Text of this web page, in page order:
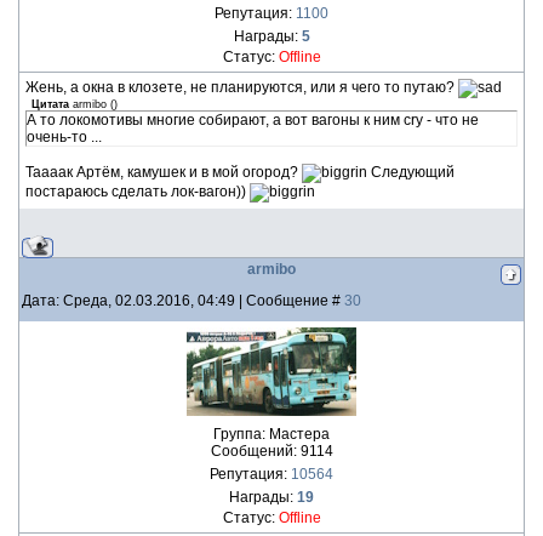
Репутация: 1100
Награды: 5
Статус: Offline
Жень, а окна в клозете, не планируются, или я чего то путаю?
Цитата armibo ()
А то локомотивы многие собирают, а вот вагоны к ним cry - что не
очень-то ...
Таааак Артём, камушек и в мой огород?
Следующий
постараюсь сделать лок-вагон))
armibo
Дата: Среда, 02.03.2016, 04:49 | Сообщение # 30
Группа: Мастера
Сообщений: 9114
Репутация: 10564
Награды: 19
Статус: Offline